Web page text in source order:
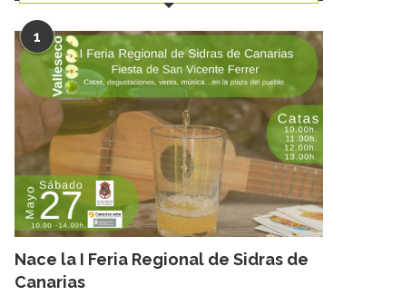
1
Nace la I Feria Regional de Sidras de
Canarias